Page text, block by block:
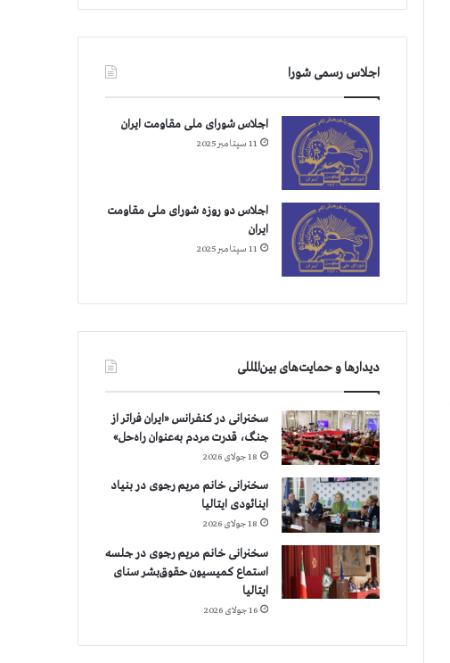
اجلاس رسمی شورا
اجلاس شورای ملی مقاومت ایران
11 سپتامبر 2025
اجلاس دو روزه شورای ملی مقاومت
ایران
11 سپتامبر 2025
دیدارها و حمایت‌های بین‌المللی
سخنرانی در کنفرانس «ایران فراتر از
جنگ، قدرت مردم به‌عنوان راه‌حل»
18 جولای 2026
سخنرانی خانم مریم رجوی در بنیاد
اینائودی ایتالیا
18 جولای 2026
سخنرانی خانم مریم رجوی در جلسه
استماع کمیسیون حقوق‌بشر سنای
ایتالیا
16 جولای 2026